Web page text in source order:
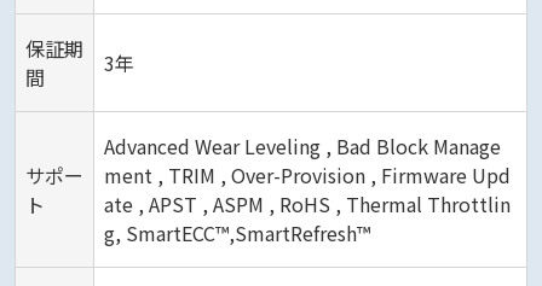
保証期
間
3年
サポー
ト
Advanced Wear Leveling , Bad Block Manage
ment , TRIM , Over-Provision , Firmware Upd
ate , APST , ASPM , RoHS , Thermal Throttlin
g, SmartECC™,SmartRefresh™